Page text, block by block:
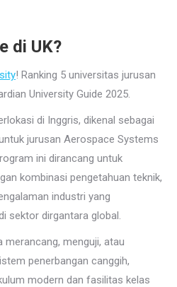
di UK?
! Ranking 5 universitas jurusan
University Guide 2025.
di Inggris, dikenal sebagai
jurusan Aerospace Systems
ini dirancang untuk
kombinasi pengetahuan teknik,
industri yang
sektor dirgantara global.
menguji, atau
penerbangan canggih,
modern dan fasilitas kelas